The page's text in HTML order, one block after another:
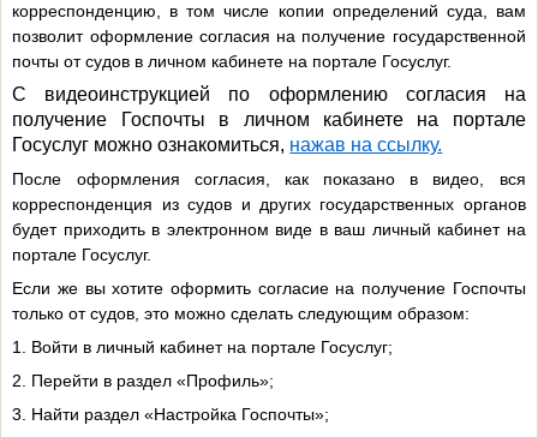
корреспонденцию, в том числе копии определений суда, вам
позволит оформление согласия на получение государственной
почты от судов в личном кабинете на портале Госуслуг.
С видеоинструкцией по оформлению согласия на
получение Госпочты в личном кабинете на портале
Госуслуг можно ознакомиться, нажав на ссылку.
После оформления согласия, как показано в видео, вся
корреспонденция из судов и других государственных органов
будет приходить в электронном виде в ваш личный кабинет на
портале Госуслуг.
Если же вы хотите оформить согласие на получение Госпочты
только от судов, это можно сделать следующим образом:
1. Войти в личный кабинет на портале Госуслуг;
2. Перейти в раздел «Профиль»;
3. Найти раздел «Настройка Госпочты»;